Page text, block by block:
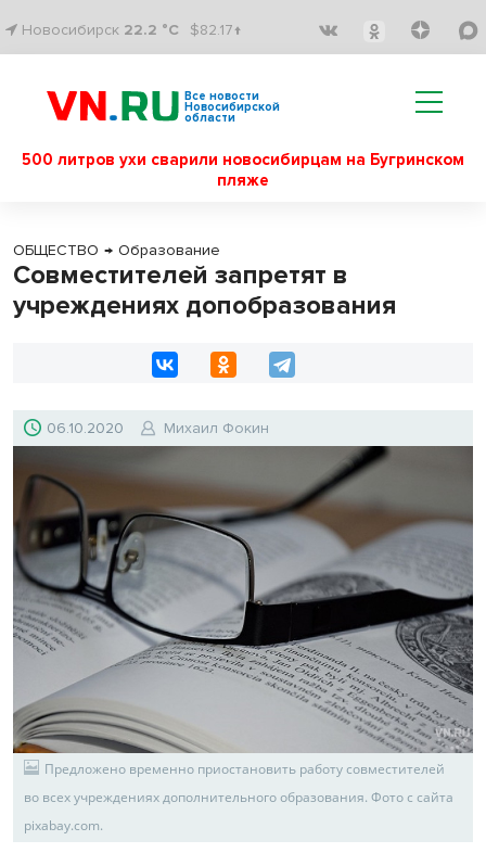
Новосибирск 22.2 °C $82.17↑
Все новости
Новосибирской
области
500 литров ухи сварили новосибирцам на Бугринском
пляже
ОБЩЕСТВО → Образование
Совместителей запретят в
учреждениях допобразования
06.10.2020 Михаил Фокин
Предложено временно приостановить работу совместителей
во всех учреждениях дополнительного образования. Фото с сайта
pixabay.com.